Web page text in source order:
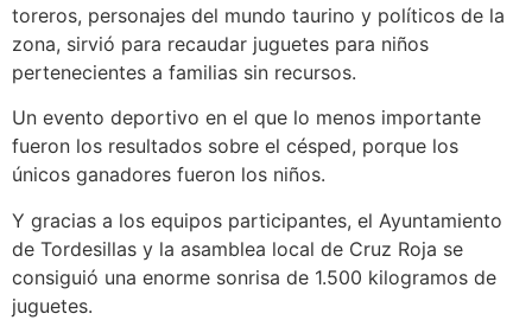
toreros, personajes del mundo taurino y políticos de la
zona, sirvió para recaudar juguetes para niños
pertenecientes a familias sin recursos.
Un evento deportivo en el que lo menos importante
fueron los resultados sobre el césped, porque los
únicos ganadores fueron los niños.
Y gracias a los equipos participantes, el Ayuntamiento
de Tordesillas y la asamblea local de Cruz Roja se
consiguió una enorme sonrisa de 1.500 kilogramos de
juguetes.